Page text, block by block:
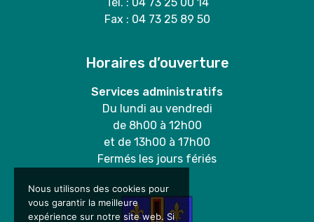
Fax : 04 73 25 89 50
Horaires d’ouverture
Services administratifs
Du lundi au vendredi
de 8h00 à 12h00
et de 13h00 à 17h00
Fermés les jours fériés
Nous utilisons des cookies pour
vous garantir la meilleure
expérience sur notre site web. Si